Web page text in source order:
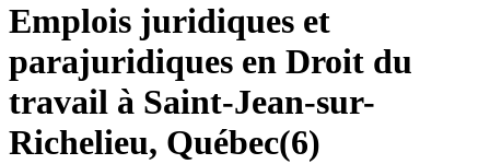
Emplois juridiques et
parajuridiques en Droit du
travail à Saint-Jean-sur-
Richelieu, Québec(6)